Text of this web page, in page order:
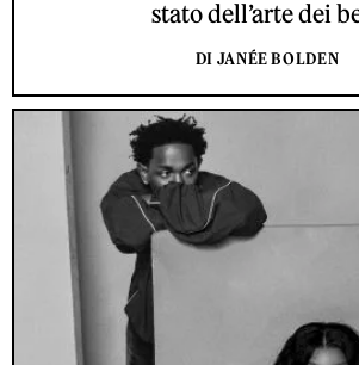
stato dell’arte dei
DI JANÉE BOLDEN